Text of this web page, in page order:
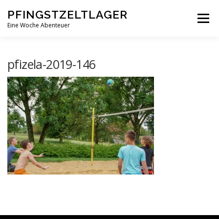
Inhalt
springen
PFINGSTZELTLAGER
Eine Woche Abenteuer
Menü
PFINGSTZELTLAGER VERANSTALTUNGEN
pfizela-2019-146